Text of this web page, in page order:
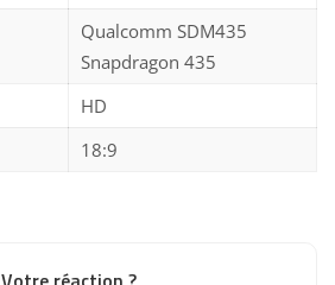
Qualcomm SDM435
Snapdragon 435
HD
18:9